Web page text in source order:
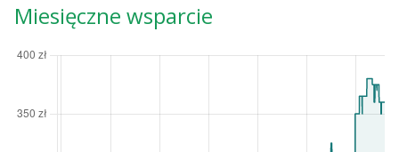
Miesięczne wsparcie